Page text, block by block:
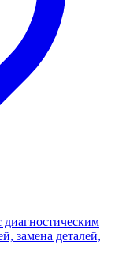
диагностическим
замена деталей,